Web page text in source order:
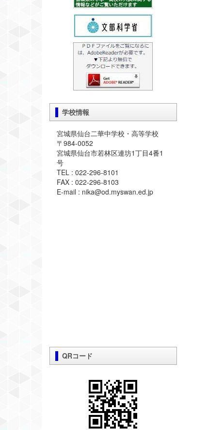
学校情報
宮城県仙台二華中学校・高等学校
〒984-0052
宮城県仙台市若林区連坊1丁目4番1
号
TEL : 022-296-8101
FAX : 022-296-8103
E-mail : nika@od.myswan.ed.jp
QRコード